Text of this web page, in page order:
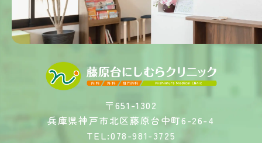
〒651-1302
兵庫県神戸市北区藤原台中町6-26-4
TEL:078-981-3725